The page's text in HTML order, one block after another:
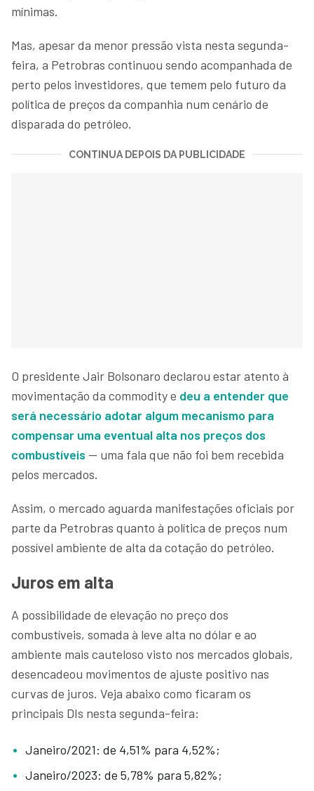
mínimas.
Mas, apesar da menor pressão vista nesta segunda-
feira, a Petrobras continuou sendo acompanhada de
perto pelos investidores, que temem pelo futuro da
política de preços da companhia num cenário de
disparada do petróleo.
CONTINUA DEPOIS DA PUBLICIDADE
O presidente Jair Bolsonaro declarou estar atento à
movimentação da commodity e deu a entender que
será necessário adotar algum mecanismo para
compensar uma eventual alta nos preços dos
combustíveis — uma fala que não foi bem recebida
pelos mercados.
Assim, o mercado aguarda manifestações oficiais por
parte da Petrobras quanto à política de preços num
possível ambiente de alta da cotação do petróleo.
Juros em alta
A possibilidade de elevação no preço dos
combustíveis, somada à leve alta no dólar e ao
ambiente mais cauteloso visto nos mercados globais,
desencadeou movimentos de ajuste positivo nas
curvas de juros. Veja abaixo como ficaram os
principais DIs nesta segunda-feira:
Janeiro/2021: de 4,51% para 4,52%;
Janeiro/2023: de 5,78% para 5,82%;